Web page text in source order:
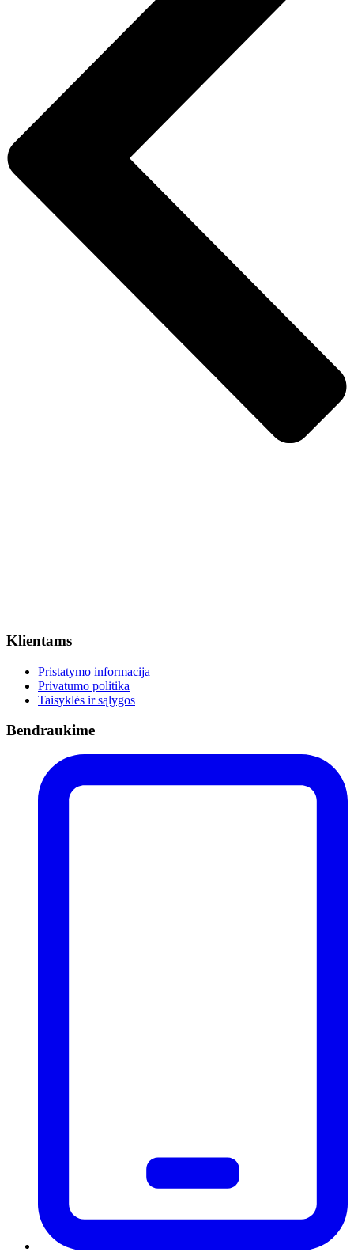
Klientams
Pristatymo informacija
Privatumo politika
Taisyklės ir sąlygos
Bendraukime